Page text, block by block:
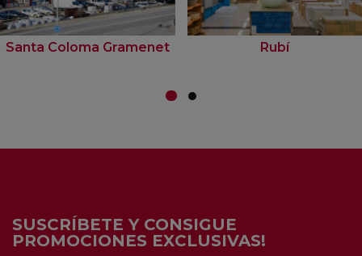
Santa Coloma Gramenet Rubí
SUSCRÍBETE Y CONSIGUE
PROMOCIONES EXCLUSIVAS!